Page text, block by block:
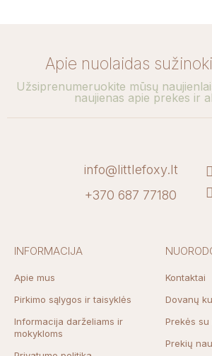
Apie nuolaidas
Užsiprenumeruokite mūsų
naujienas apie prekes ir
Kontaktai
Dovanų
Prekės su
Prekių
INFORMACIJA
Apie mus
Pirkimo sąlygos ir taisyklės
Informacija darželiams ir
mokykloms
info@littlefoxy.lt
+370 687 77180